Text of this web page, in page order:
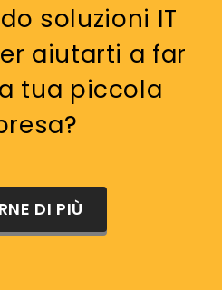
soluzioni IT
aiutarti a far
tua piccola
DI PIÙ